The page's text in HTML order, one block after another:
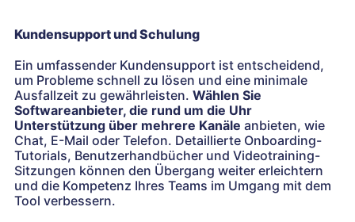
Kundensupport und Schulung
Ein umfassender Kundensupport ist entscheidend,
um Probleme schnell zu lösen und eine minimale
Ausfallzeit zu gewährleisten. Wählen Sie
Softwareanbieter, die rund um die Uhr
Unterstützung über mehrere Kanäle anbieten, wie
Chat, E-Mail oder Telefon. Detaillierte Onboarding-
Tutorials, Benutzerhandbücher und Videotraining-
Sitzungen können den Übergang weiter erleichtern
und die Kompetenz Ihres Teams im Umgang mit dem
Tool verbessern.